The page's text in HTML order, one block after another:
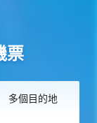
票
多個目的地